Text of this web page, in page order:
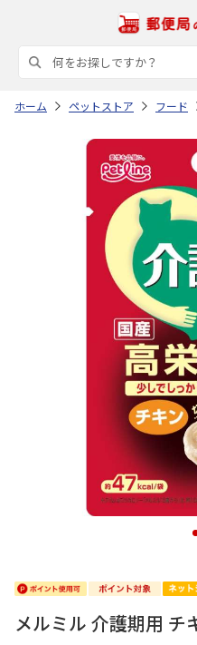
ホーム ペットストア フード
メルミル 介護期用 チ